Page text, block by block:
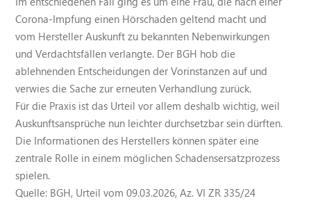
Corona-Impfung einen Hörschaden geltend macht und
vom Hersteller Auskunft zu bekannten Nebenwirkungen
und Verdachtsfällen verlangte. Der BGH hob die
ablehnenden Entscheidungen der Vorinstanzen auf und
verwies die Sache zur erneuten Verhandlung zurück.
Für die Praxis ist das Urteil vor allem deshalb wichtig, weil
Auskunftsansprüche nun leichter durchsetzbar sein dürften.
Die Informationen des Herstellers können später eine
zentrale Rolle in einem möglichen Schadensersatzprozess
spielen.
Quelle: BGH, Urteil vom 09.03.2026, Az. VI ZR 335/24